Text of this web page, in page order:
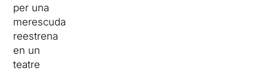
per una
merescuda
reestrena
en un
teatre